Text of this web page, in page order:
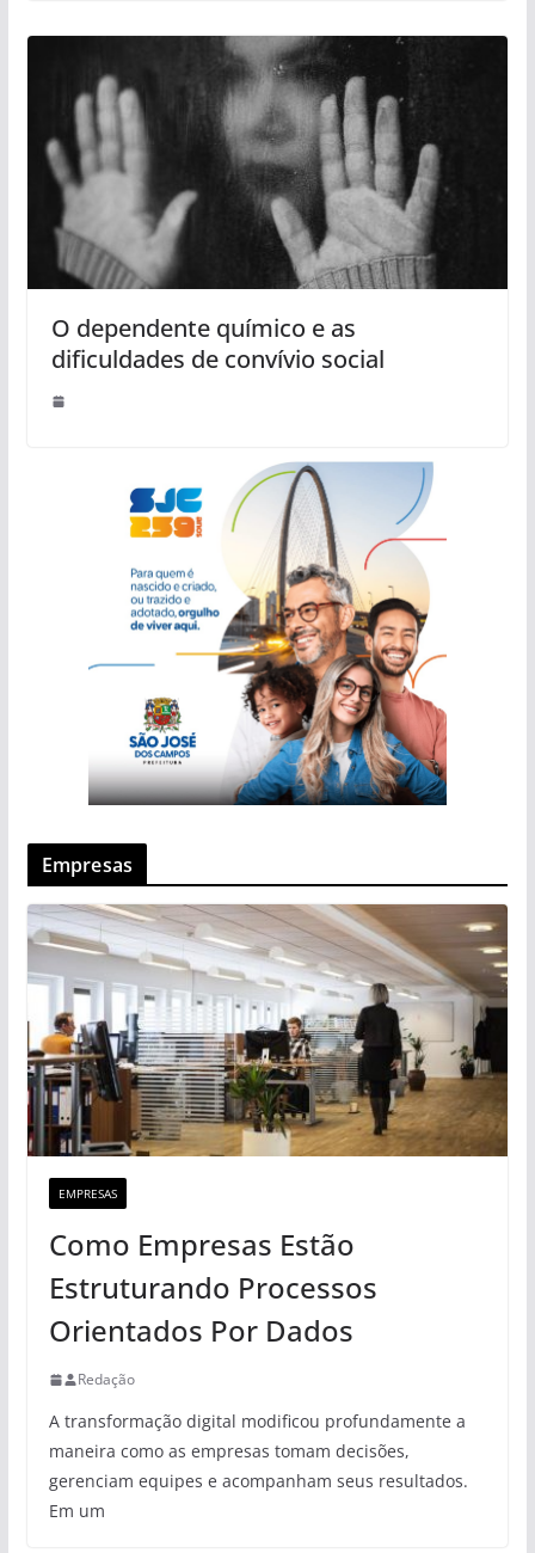
O dependente químico e as
dificuldades de convívio social
Empresas
EMPRESAS
Como Empresas Estão
Estruturando Processos
Orientados Por Dados
Redação
A transformação digital modificou profundamente a
maneira como as empresas tomam decisões,
gerenciam equipes e acompanham seus resultados.
Em um